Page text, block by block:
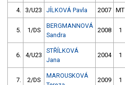
4. 3/U23 JÍLKOVÁ Pavla 2007 MT
5. 1/DS
BERGMANNOVÁ
Sandra
2008 1
6. 4/U23
STŘÍLKOVÁ
Jana
2004 1
7. 2/DS
MAROUSKOVÁ
2009 1